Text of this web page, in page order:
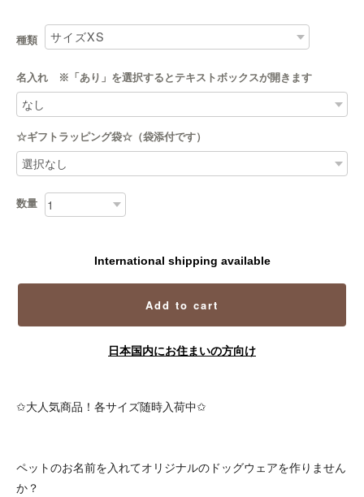
種類
名入れ ※「あり」を選択するとテキストボックスが開きます
☆ギフトラッピング袋☆（袋添付です）
数量
International shipping available
Add to cart
日本国内にお住まいの方向け
✩大人気商品！各サイズ随時入荷中✩
ペットのお名前を入れてオリジナルのドッグウェアを作りません
か？